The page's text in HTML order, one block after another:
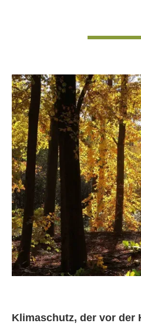
Klimaschutz, der vor der